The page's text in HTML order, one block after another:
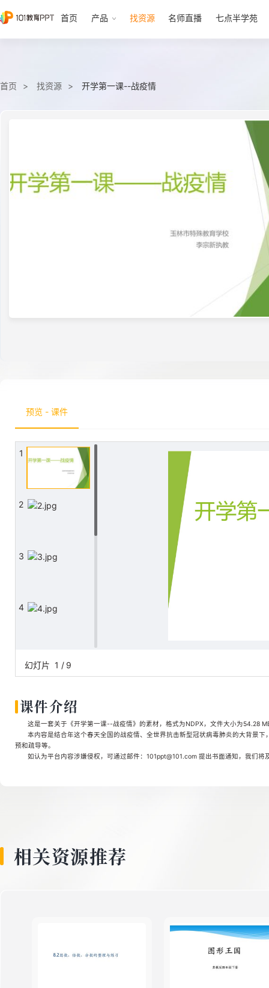
首页 产品 找资源 名师直播 七点半学苑
首页 找资源 开学第一课--战疫情
预览 - 课件
1
2
3
4
6
9
幻灯片 1 / 9
课件介绍
这是一套关于《开学第一课--战疫情》的素材，格式为NDPX，文件大小为54.28
本内容是结合年这个春天全国的战疫情、全世界抗击新型冠状病毒肺炎的大背景
预和疏导等。
如认为平台内容涉嫌侵权，可通过邮件：101ppt@101.com 提出书面通知，我们将
相关资源推荐